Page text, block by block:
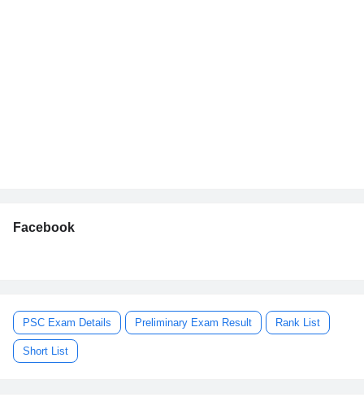
Facebook
PSC Exam Details Preliminary Exam Result Rank List
Short List